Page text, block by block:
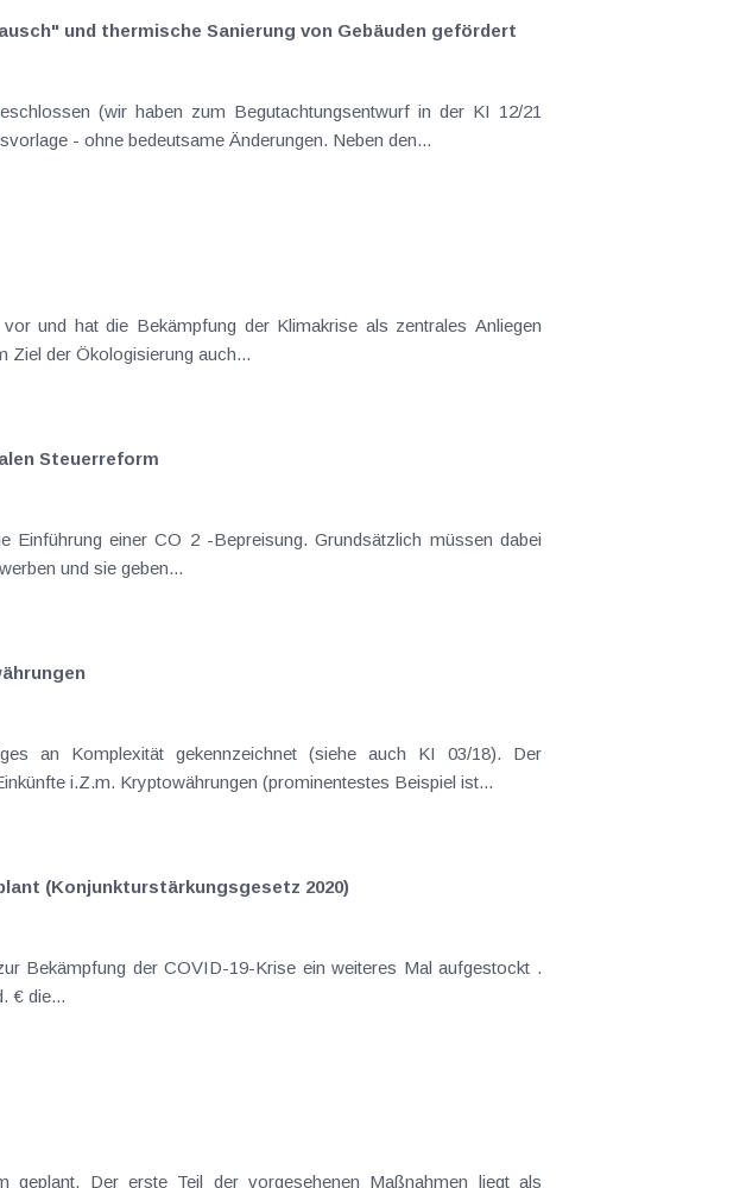
und thermische Sanierung von Gebäuden gefördert
(wir haben zum Begutachtungsentwurf in der KI 12/21
- ohne bedeutsame Änderungen. Neben den...
und hat die Bekämpfung der Klimakrise als zentrales Anliegen
Ziel der Ökologisierung auch...
Steuerreform
einer CO 2 -Bepreisung. Grundsätzlich müssen dabei
und sie geben...
an Komplexität gekennzeichnet (siehe auch KI 03/18). Der
i.Z.m. Kryptowährungen (prominentestes Beispiel ist...
(Konjunkturstärkungsgesetz 2020)
Das Plus beträgt zusätzliche 19 Mrd. €, sodass mithilfe von insgesamt rund 50 Mrd. € die...